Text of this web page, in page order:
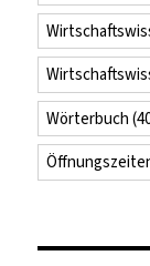
Wörterbuch